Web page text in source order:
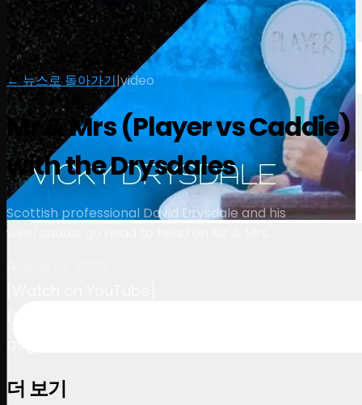
← 뉴스로 돌아가기|video
Mr & Mrs (Player vs Caddie)
with the Drysdales
Scottish professional David Drysdale and his
wife/caddie go head to head on Mr & Mrs.
더 보기